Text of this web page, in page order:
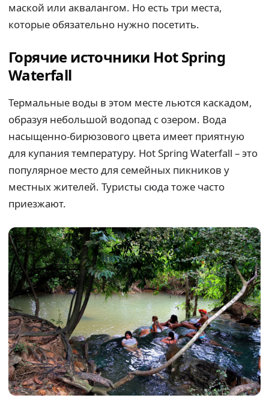
маской или аквалангом. Но есть три места,
которые обязательно нужно посетить.
Горячие источники Hot Spring
Waterfall
Термальные воды в этом месте льются каскадом,
образуя небольшой водопад с озером. Вода
насыщенно-бирюзового цвета имеет приятную
для купания температуру. Hot Spring Waterfall – это
популярное место для семейных пикников у
местных жителей. Туристы сюда тоже часто
приезжают.